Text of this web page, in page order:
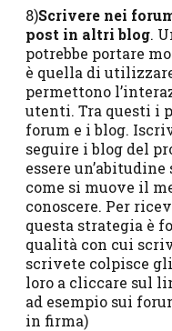
8)Scrivere nei
post in altri blog.
potrebbe portare
è quella di
permettono
utenti. Tra questi i
forum e i blog.
seguire i blog del
essere
come si muove il
conoscere. Per
questa strategia è
qualità con cui
scrivete colpisce
loro a cliccare sul
ad esempio sui
in firma)